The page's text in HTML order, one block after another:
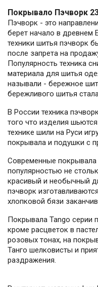
Покрывало Пэчворк
Пэчворк - это
берет начало в древнем
техники шитья пэчворк
после запрета на
Популярность техника
материала для шитья
называли - бережное
бережливого шитья
В России техника
того что изделия
технике шили на Руси
покрывала и подушки с
Современные покрывала
популярностью не
красивый и необычный
пэчворк
хлопковой бязи
Покрывала Tango серии
кроме расцветок в
розовых тонах, на
Танго шелковисты и
раздражения.